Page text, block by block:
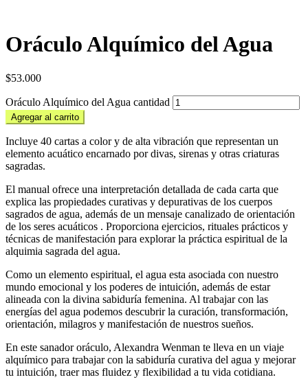
Oráculo Alquímico del Agua
$53.000
Oráculo Alquímico del Agua cantidad
Agregar al carrito
Incluye 40 cartas a color y de alta vibración que representan un
elemento acuático encarnado por divas, sirenas y otras criaturas
sagradas.
El manual ofrece una interpretación detallada de cada carta que
explica las propiedades curativas y depurativas de los cuerpos
sagrados de agua, además de un mensaje canalizado de orientación
de los seres acuáticos . Proporciona ejercicios, rituales prácticos y
técnicas de manifestación para explorar la práctica espiritual de la
alquimia sagrada del agua.
Como un elemento espiritual, el agua esta asociada con nuestro
mundo emocional y los poderes de intuición, además de estar
alineada con la divina sabiduría femenina. Al trabajar con las
energías del agua podemos descubrir la curación, transformación,
orientación, milagros y manifestación de nuestros sueños.
En este sanador oráculo, Alexandra Wenman te lleva en un viaje
alquímico para trabajar con la sabiduría curativa del agua y mejorar
tu intuición, traer mas fluidez y flexibilidad a tu vida cotidiana.